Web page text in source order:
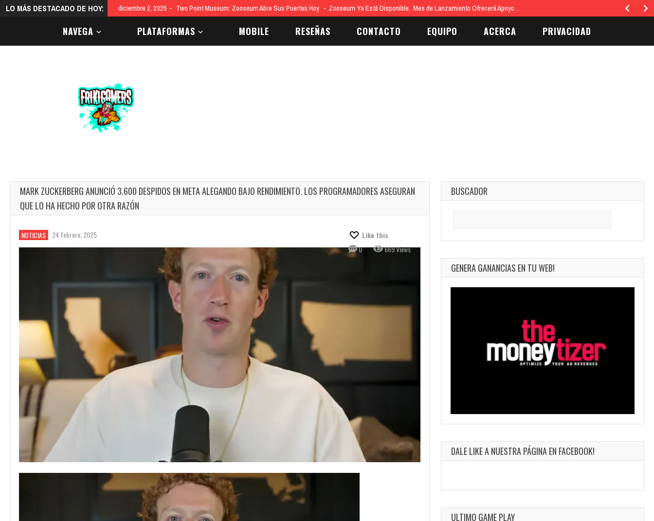
LO MÁS DESTACADO DE HOY: diciembre 2, 2025 Two Point Museum: Zooseum Abre Sus Puertas Hoy Zooseum Ya Está Disponible, Mes de Lanzamiento Ofrecerá Apoyo…
NAVEGA PLATAFORMAS MOBILE RESEÑAS CONTACTO EQUIPO ACERCA PRIVACIDAD
MARK ZUCKERBERG ANUNCIÓ 3.600 DESPIDOS EN META ALEGANDO BAJO RENDIMIENTO. LOS PROGRAMADORES ASEGURAN
QUE LO HA HECHO POR OTRA RAZÓN
NOTICIAS 24 febrero, 2025
Like this
0
669 Views
BUSCADOR
GENERA GANANCIAS EN TU WEB!
DALE LIKE A NUESTRA PÁGINA EN FACEBOOK!
ULTIMO GAME PLAY